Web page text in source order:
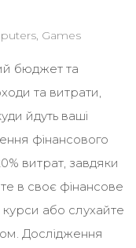
Games
бюджет та
та витрати,
йдуть ваші
фінансового
витрат, завдяки
в своє фінансове
або слухайте
Дослідження